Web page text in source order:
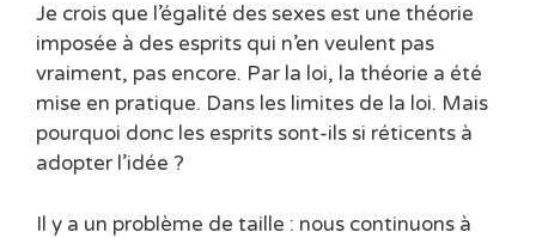
Je crois que l’égalité des sexes est une théorie
imposée à des esprits qui n’en veulent pas
vraiment, pas encore. Par la loi, la théorie a été
mise en pratique. Dans les limites de la loi. Mais
pourquoi donc les esprits sont-ils si réticents à
adopter l’idée ?
Il y a un problème de taille : nous continuons à